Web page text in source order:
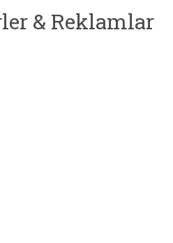
& Reklamlar